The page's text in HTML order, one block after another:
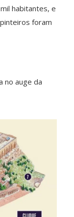
habitantes, e
foram
no auge da